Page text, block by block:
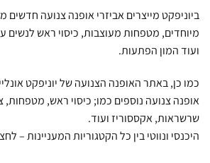
ביוניפקט מייצרים אביזרי אופנה צנועה חדשים
מיוחדים, מטפחות מעוצבות, כיסוי ראש לנשים
ועוד המון הפתעות.
כמו כן, באתר האופנה הצנועה של יוניפקט
אופנה צנועה נוספים כמו; כיסוי ראש, מטפחות,
שרשראות, אקססוריז ועוד.
היכנסי ונווטי בין כל הקטגוריות המעניינות –